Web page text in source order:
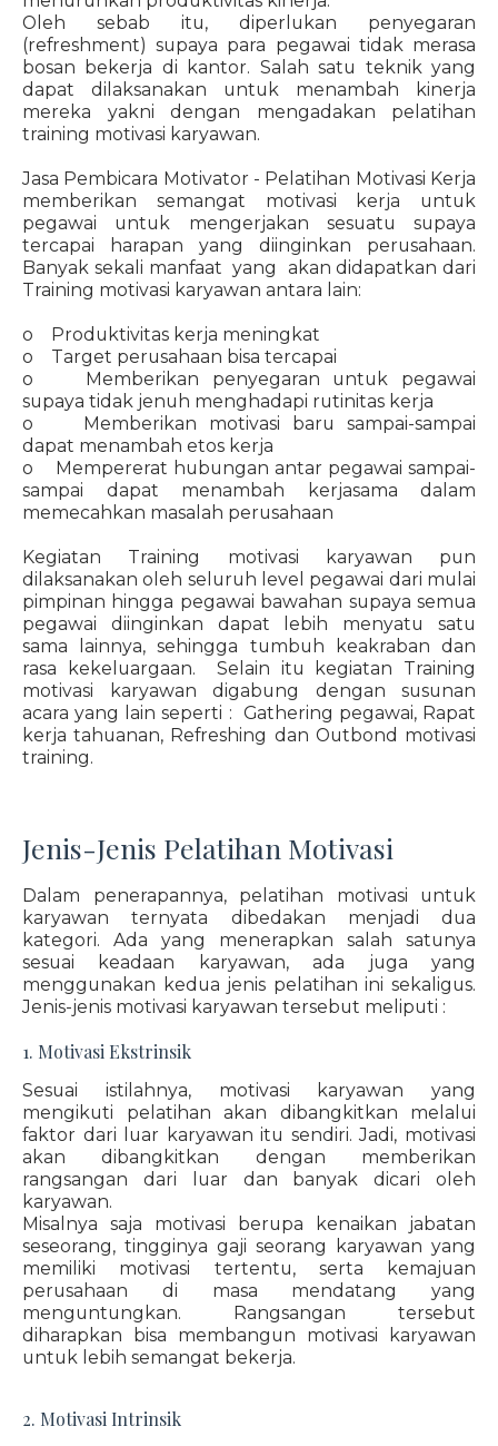
Oleh sebab itu, diperlukan penyegaran
(refreshment) supaya para pegawai tidak merasa
bosan bekerja di kantor. Salah satu teknik yang
dapat dilaksanakan untuk menambah kinerja
mereka yakni dengan mengadakan pelatihan
training motivasi karyawan.
Jasa Pembicara Motivator - Pelatihan Motivasi Kerja
memberikan semangat motivasi kerja untuk
pegawai untuk mengerjakan sesuatu supaya
tercapai harapan yang diinginkan perusahaan.
Banyak sekali manfaat yang akan didapatkan dari
Training motivasi karyawan antara lain:
o Produktivitas kerja meningkat
o Target perusahaan bisa tercapai
o Memberikan penyegaran untuk pegawai
supaya tidak jenuh menghadapi rutinitas kerja
o Memberikan motivasi baru sampai-sampai
dapat menambah etos kerja
o Mempererat hubungan antar pegawai sampai-
sampai dapat menambah kerjasama dalam
memecahkan masalah perusahaan
Kegiatan Training motivasi karyawan pun
dilaksanakan oleh seluruh level pegawai dari mulai
pimpinan hingga pegawai bawahan supaya semua
pegawai diinginkan dapat lebih menyatu satu
sama lainnya, sehingga tumbuh keakraban dan
rasa kekeluargaan. Selain itu kegiatan Training
motivasi karyawan digabung dengan susunan
acara yang lain seperti : Gathering pegawai, Rapat
kerja tahuanan, Refreshing dan Outbond motivasi
training.
Jenis-Jenis Pelatihan Motivasi
Dalam penerapannya, pelatihan motivasi untuk
karyawan ternyata dibedakan menjadi dua
kategori. Ada yang menerapkan salah satunya
sesuai keadaan karyawan, ada juga yang
menggunakan kedua jenis pelatihan ini sekaligus.
Jenis-jenis motivasi karyawan tersebut meliputi :
1. Motivasi Ekstrinsik
Sesuai istilahnya, motivasi karyawan yang
mengikuti pelatihan akan dibangkitkan melalui
faktor dari luar karyawan itu sendiri. Jadi, motivasi
akan dibangkitkan dengan memberikan
rangsangan dari luar dan banyak dicari oleh
karyawan.
Misalnya saja motivasi berupa kenaikan jabatan
seseorang, tingginya gaji seorang karyawan yang
memiliki motivasi tertentu, serta kemajuan
perusahaan di masa mendatang yang
menguntungkan. Rangsangan tersebut
diharapkan bisa membangun motivasi karyawan
untuk lebih semangat bekerja.
2. Motivasi Intrinsik